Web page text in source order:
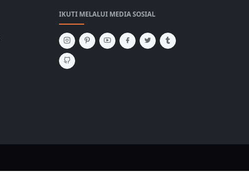
IKUTI MELALUI MEDIA SOSIAL